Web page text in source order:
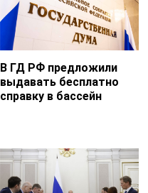
В ГД РФ предложили
выдавать бесплатно
справку в бассейн